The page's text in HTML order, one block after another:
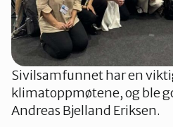
Sivilsamfunnet har en
klimatoppmøtene, og ble
Andreas Bjelland Eriksen.